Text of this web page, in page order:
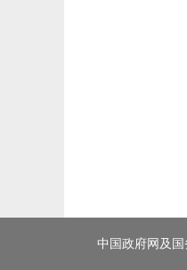
中国政府网及